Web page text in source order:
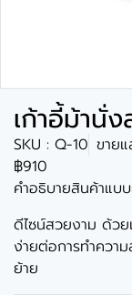
เก้าอี้ม้านั่
SKU : Q-10 ขาย
฿910
คำอธิบายสินค้าแบ
ดีไซน์สวยงาม ด้ว
ง่ายต่อการทำควา
ย้าย